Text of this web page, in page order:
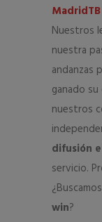
MadridTB
Nuestros
nuestra
andanzas
ganado su
nuestros
difusión
servicio.
win?